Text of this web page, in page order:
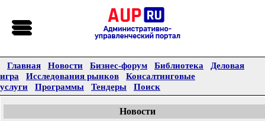
Главная Новости Бизнес-форум Библиотека
Деловая
игра
Исследования рынков
Консалтинговые
услуги
Программы Тендеры Поиск
Новости